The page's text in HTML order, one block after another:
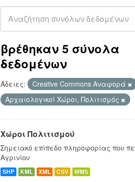
βρέθηκαν 5 σύνολα
δεδομένων
Άδειες: Creative Commons Αναφορά
Αρχαιολογικοί Χώροι, Πολιτισμός
Χώροι Πολιτισμού
Σημειακό επίπεδο πληροφορίας που
Αγρινίου
SHP KML XML CSV WMS